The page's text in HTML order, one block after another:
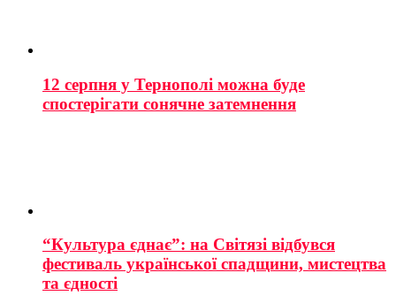
12 серпня у Тернополі можна буде
спостерігати сонячне затемнення
“Культура єднає”: на Світязі відбувся
фестиваль української спадщини, мистецтва
та єдності